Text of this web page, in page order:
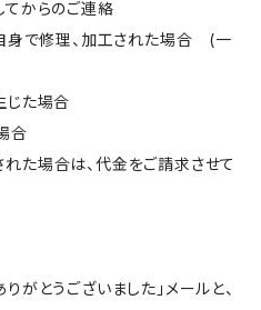
てからのご連絡
自身で修理、加工された場合 (一
じた場合
合
た場合は、代金をご請求させて
がとうございました」メールと、